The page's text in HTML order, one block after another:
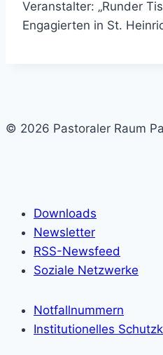
Veranstalter: „Runder
Engagierten in St.
© 2026 Pastoraler Raum
Downloads
Newsletter
RSS-Newsfeed
Soziale Netzwerke
Notfallnummern
Institutionelles